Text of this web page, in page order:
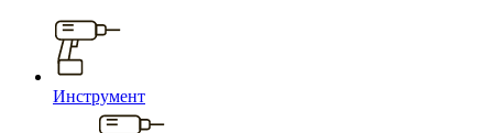
Инструмент